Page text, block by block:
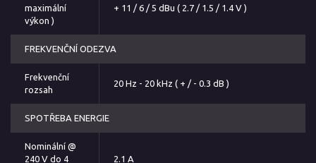
maximální
výkon )
+ 11 / 6 / 5 dBu ( 2.7 / 1.5 / 1.4 V )
FREKVENČNÍ ODEZVA
Frekvenční
rozsah
20 Hz - 20 kHz ( + / - 0.3 dB )
SPOTŘEBA ENERGIE
Nominální @
240 V do 4
2.1 A